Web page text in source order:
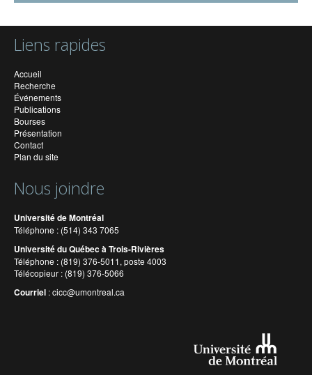
Liens rapides
Accueil
Recherche
Événements
Publications
Bourses
Présentation
Contact
Plan du site
Nous joindre
Université de Montréal
Téléphone : (514) 343 7065
Université du Québec à Trois-Rivières
Téléphone : (819) 376-5011, poste 4003
Télécopieur : (819) 376-5066
Courriel :cicc@umontreal.ca